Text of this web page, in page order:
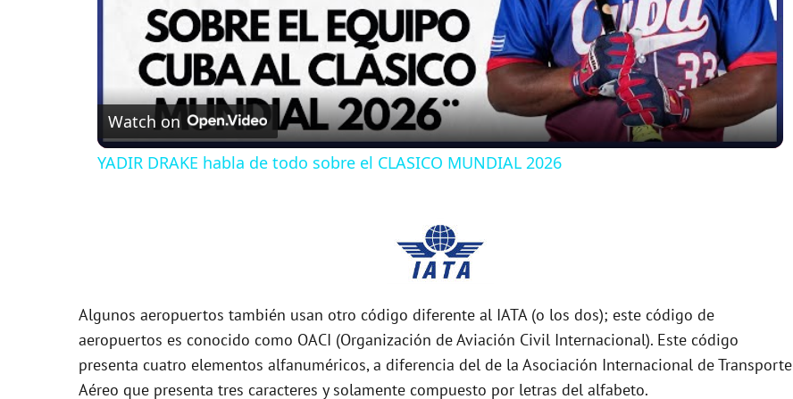
l
a
y
i
e
Watch on
YADIR DRAKE habla de todo sobre el CLASICO MUNDIAL 2026
Algunos aeropuertos también usan otro código diferente al IATA (o los dos); este código de
aeropuertos es conocido como OACI (Organización de Aviación Civil Internacional). Este código
presenta cuatro elementos alfanuméricos, a diferencia del de la Asociación Internacional de Transporte
Aéreo que presenta tres caracteres y solamente compuesto por letras del alfabeto.